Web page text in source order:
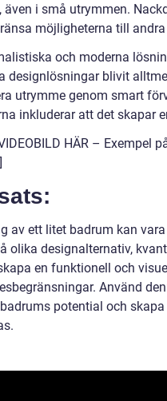
även i små utrymmen.
möjligheterna till
och moderna
designlösningar blivit
utrymme genom smart
inkluderar att det skapar
HÄR – Exempel
av ett litet badrum kan
olika designalternativ,
en funktionell och
Använd
potential och